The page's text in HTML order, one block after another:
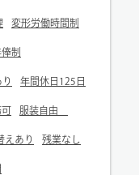
変形労働時間制
制
年間休日125日
服装自由
えあり 残業なし